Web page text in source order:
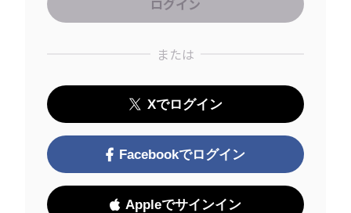
または
Xでログイン
Facebookでログイン
Appleでサインイン